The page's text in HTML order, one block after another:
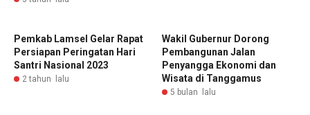
Pemkab Lamsel Gelar Rapat
Persiapan Peringatan Hari
Santri Nasional 2023
2 tahun lalu
Wakil Gubernur Dorong
Pembangunan Jalan
Penyangga Ekonomi dan
Wisata di Tanggamus
5 bulan lalu